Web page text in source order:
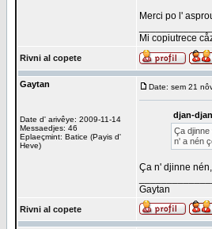
Merci po l'
Mi copiutrece
Rivni al copete
Gaytan
Date d' arivêye: 2009-11-14
Messaedjes: 46
Eplaeçmint: Batice (Payis d'
Heve)
Date: sem 21
djan-
Ça
n' a nén
Ça n' djinne
Gaytan
Rivni al copete